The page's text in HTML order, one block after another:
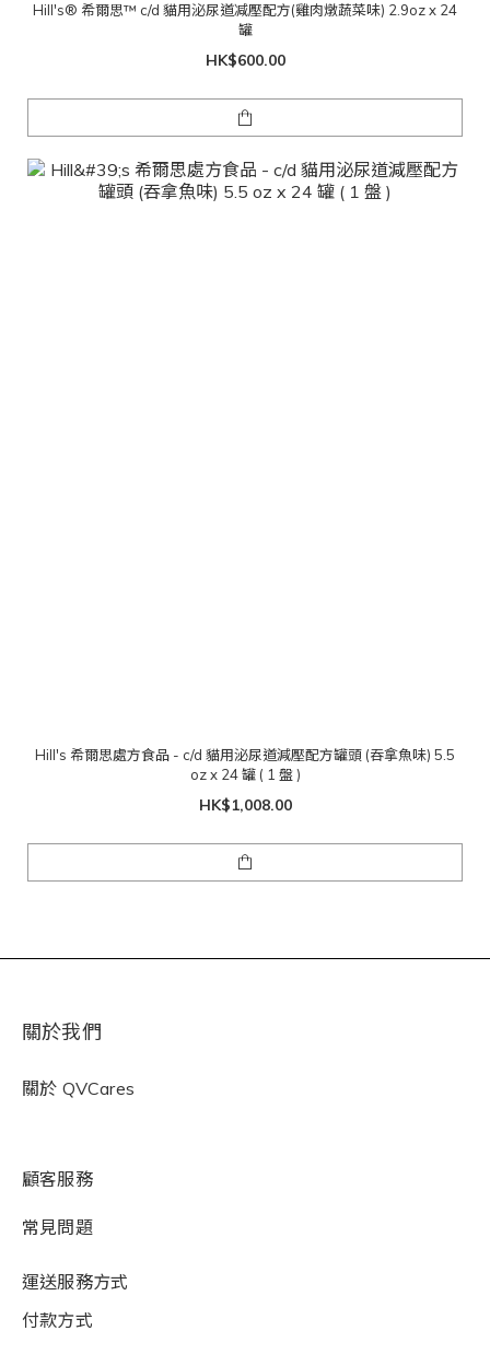
Hill's® 希爾思™ c/d 貓用泌尿道减壓配方(雞肉燉蔬菜味) 2.9oz x 24
罐
HK$600.00
Hill's 希爾思處方食品 - c/d 貓用泌尿道減壓配方罐頭 (吞拿魚味) 5.5
oz x 24 罐 ( 1 盤 )
HK$1,008.00
關於我們
關於 QVCares
顧客服務
常見問題
運送服務方式
付款方式